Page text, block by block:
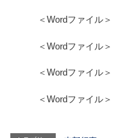
＜Wordファイル＞
＜Wordファイル＞
＜Wordファイル＞
＜Wordファイル＞